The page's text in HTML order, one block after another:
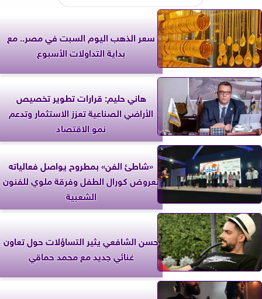
سعر الذهب اليوم السبت في مصر.. مع
بداية التداولات الأسبوع
هاني حليم: قرارات تطوير تخصيص
الأراضي الصناعية تعزز الاستثمار وتدعم
نمو الاقتصاد
«شاطئ الفن» بمطروح يواصل فعالياته
بعروض كورال الطفل وفرقة ملوي للفنون
الشعبية
حسن الشافعي يثير التساؤلات حول تعاون
غنائي جديد مع محمد حماقي